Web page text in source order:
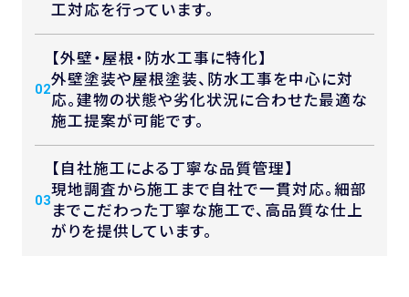
工対応を行っています。
02
【外壁・屋根・防水工事に特化】
外壁塗装や屋根塗装、防水工事を中心に対
応。建物の状態や劣化状況に合わせた最適な
施工提案が可能です。
03
【自社施工による丁寧な品質管理】
現地調査から施工まで自社で一貫対応。細部
までこだわった丁寧な施工で、高品質な仕上
がりを提供しています。